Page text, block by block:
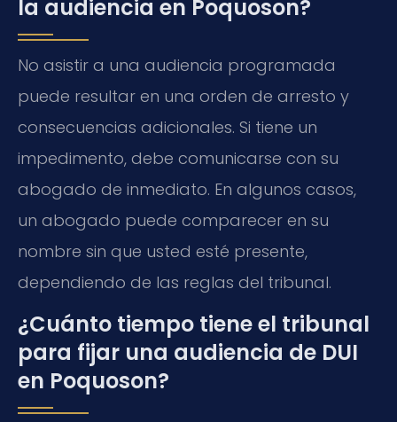
la audiencia en Poquoson?
No asistir a una audiencia programada
puede resultar en una orden de arresto y
consecuencias adicionales. Si tiene un
impedimento, debe comunicarse con su
abogado de inmediato. En algunos casos,
un abogado puede comparecer en su
nombre sin que usted esté presente,
dependiendo de las reglas del tribunal.
¿Cuánto tiempo tiene el tribunal
para fijar una audiencia de DUI
en Poquoson?